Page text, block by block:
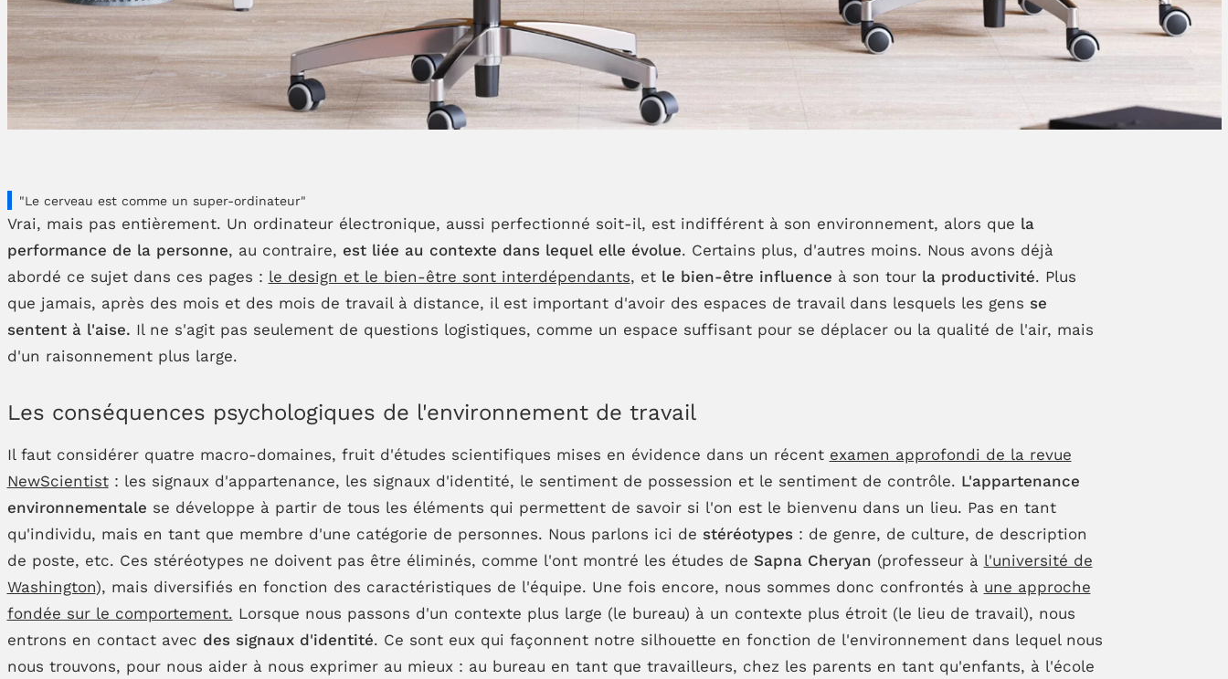
"Le cerveau est comme un super-ordinateur"
Vrai, mais pas entièrement. Un ordinateur électronique, aussi perfectionné soit-il, est indifférent à son environnement, alors que la
performance de la personne, au contraire, est liée au contexte dans lequel elle évolue. Certains plus, d'autres moins. Nous avons déjà
abordé ce sujet dans ces pages : le design et le bien-être sont interdépendants, et le bien-être influence à son tour la productivité. Plus
que jamais, après des mois et des mois de travail à distance, il est important d'avoir des espaces de travail dans lesquels les gens se
sentent à l'aise. Il ne s'agit pas seulement de questions logistiques, comme un espace suffisant pour se déplacer ou la qualité de l'air, mais
d'un raisonnement plus large.
Les conséquences psychologiques de l'environnement de travail
Il faut considérer quatre macro-domaines, fruit d'études scientifiques mises en évidence dans un récent examen approfondi de la revue
NewScientist: les signaux d'appartenance, les signaux d'identité, le sentiment de possession et le sentiment de contrôle. L'appartenance
environnementale se développe à partir de tous les éléments qui permettent de savoir si l'on est le bienvenu dans un lieu. Pas en tant
qu'individu, mais en tant que membre d'une catégorie de personnes. Nous parlons ici de stéréotypes: de genre, de culture, de description
de poste, etc. Ces stéréotypes ne doivent pas être éliminés, comme l'ont montré les études de Sapna Cheryan (professeur à l'université de
Washington), mais diversifiés en fonction des caractéristiques de l'équipe. Une fois encore, nous sommes donc confrontés à une approche
fondée sur le comportement. Lorsque nous passons d'un contexte plus large (le bureau) à un contexte plus étroit (le lieu de travail), nous
entrons en contact avec des signaux d'identité. Ce sont eux qui façonnent notre silhouette en fonction de l'environnement dans lequel nous
nous trouvons, pour nous aider à nous exprimer au mieux : au bureau en tant que travailleurs, chez les parents en tant qu'enfants, à l'école